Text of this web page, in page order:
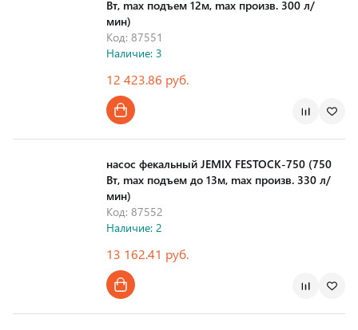
Вт, max подъем 12м, max произв. 300 л/
мин)
Код: 87551
Наличие: 3
12 423.86 руб.
насос фекальный JEMIX FESTOCK-750 (750
Вт, max подъем до 13м, max произв. 330 л/
мин)
Код: 87552
Наличие: 2
13 162.41 руб.